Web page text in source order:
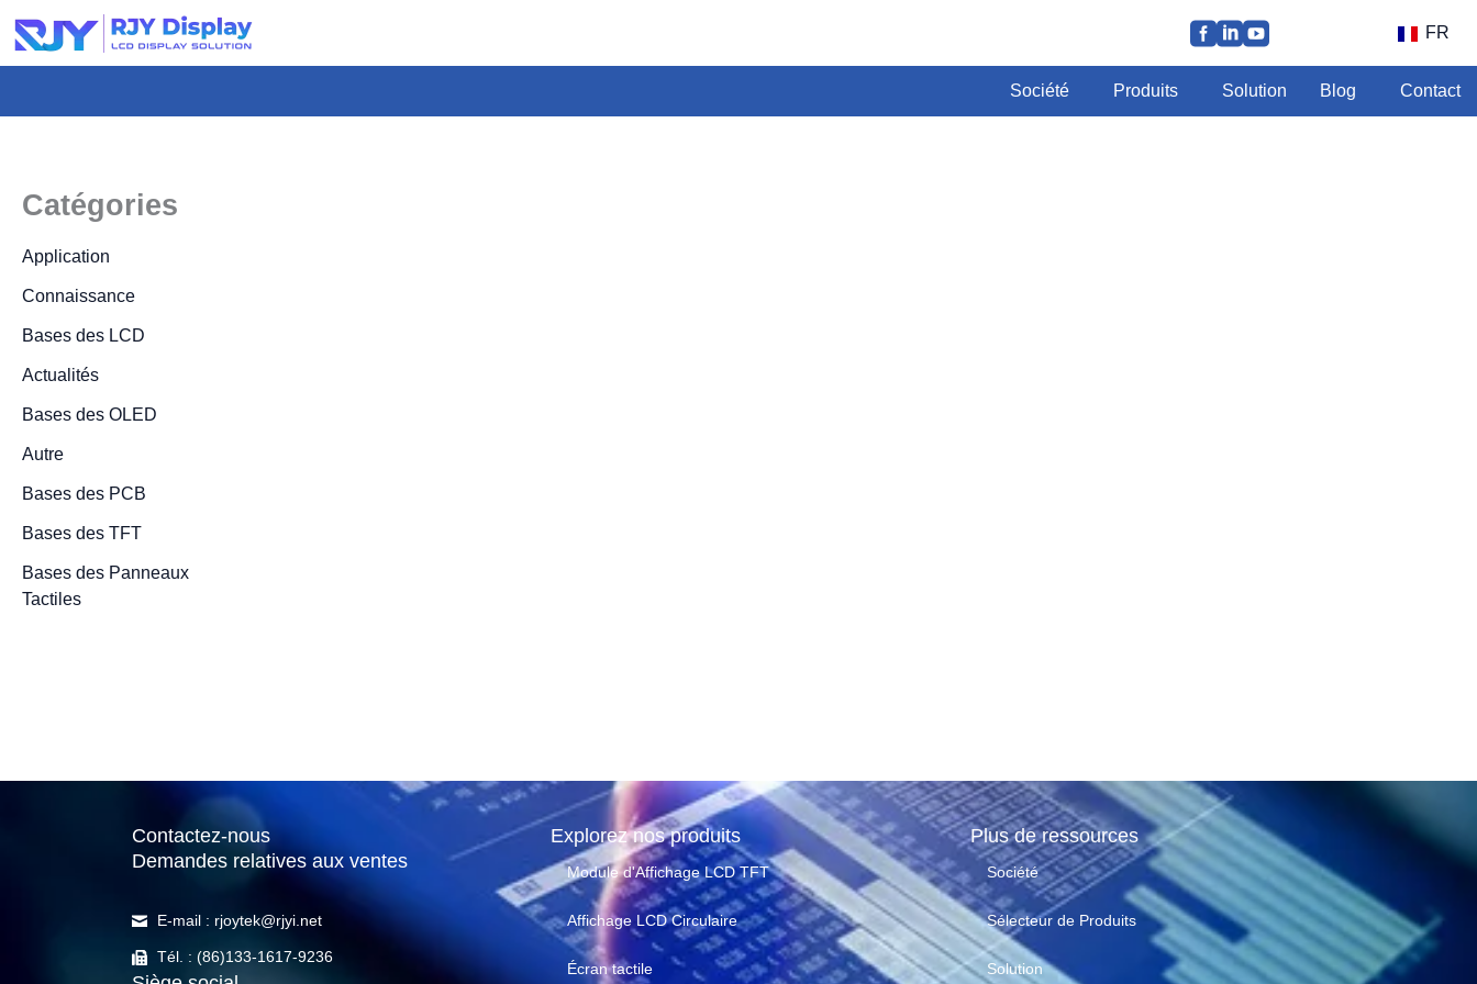
Hauteur
personnalisée
la
FR
Société Produits Solution Blog Contact
Catégories
Application
Connaissance
Bases des LCD
Actualités
Bases des OLED
Autre
Bases des PCB
Bases des TFT
Bases des Panneaux
Tactiles
Contactez-nous
Demandes relatives aux ventes
E-mail : rjoytek@rjyi.net
Tél. : (86)133-1617-9236
Explorez nos produits
Module d'Affichage LCD TFT
Affichage LCD Circulaire
Écran tactile
Plus de ressources
Société
Sélecteur de Produits
Solution